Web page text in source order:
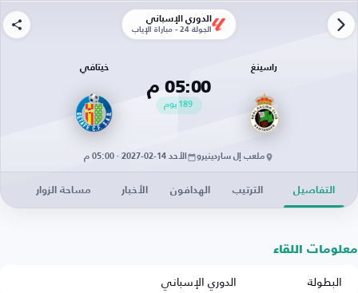
الدوري الإسباني
الجولة 24 - مباراة الإياب
راسينغ
05:00 م
189 يوم
خيتافي
ملعب إل ساردينيرو الأحد 14-02-2027 · 05:00 م
التفاصيل الترتيب الهدافون الأخبار مساحة الزوار
معلومات اللقاء
البطولة
الدوري الإسباني